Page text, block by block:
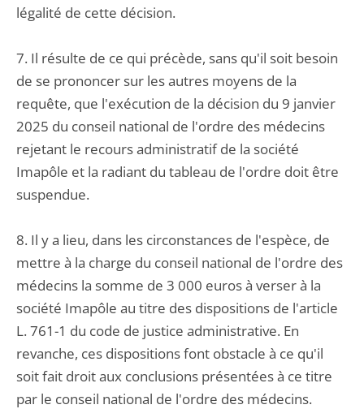
légalité de cette décision.
7. Il résulte de ce qui précède, sans qu'il soit besoin
de se prononcer sur les autres moyens de la
requête, que l'exécution de la décision du 9 janvier
2025 du conseil national de l'ordre des médecins
rejetant le recours administratif de la société
Imapôle et la radiant du tableau de l'ordre doit être
suspendue.
8. Il y a lieu, dans les circonstances de l'espèce, de
mettre à la charge du conseil national de l'ordre des
médecins la somme de 3 000 euros à verser à la
société Imapôle au titre des dispositions de l'article
L. 761-1 du code de justice administrative. En
revanche, ces dispositions font obstacle à ce qu'il
soit fait droit aux conclusions présentées à ce titre
par le conseil national de l'ordre des médecins.